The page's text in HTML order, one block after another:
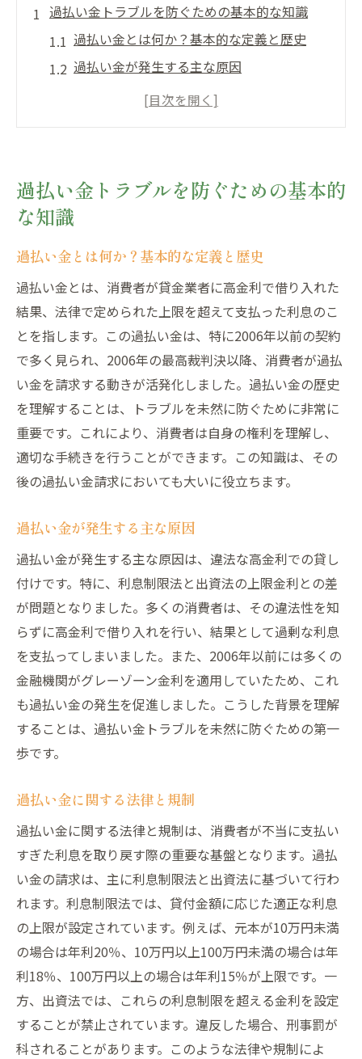
過払い金トラブルを防ぐための基本的な知識
過払い金とは何か？基本的な定義と歴史
過払い金が発生する主な原因
過払い金に関する法律と規制
過払い金を請求する際の重要なポイント
過払い金を請求するための必要な書類
過払い金請求の時効とその対策
過払い金請求に関わるリスクとその回避策
過払い金請求の具体例と体験談
専門家に相談する際の注意点
過払い金の発生を未然に防ぐ方法
適切な借入れ契約の選び方
金利の見直しと適切な返済計画
過払い金トラブルを未然に防ぐ金融機関の
過払い金が発生しにくい契約方法
金融教育の重要性とその効果
借入前に確認すべきポイント
過払い金トラブルが起きる前に知っておきたい
こと
過払い金トラブルの典型的なケース
金融機関との交渉のポイント
過払い金に関する最新の判例
過払い金トラブルを防ぐためのチェックリ
スト
過払い金トラブルのリスクとその回避策
過払い金請求のリスクとは？
金融機関との訴訟リスクをどう回避するか
過払い金請求における心理的ストレス
過払い金トラブルのリスク管理法
過払い金請求後の生活への影響
過払い金トラブルを避けるための心構え
過払い金トラブルを回避するための具体的な手
過払い金トラブルを防ぐための基本的
な知識
過払い金とは何か？基本的な定義と歴史
過払い金とは、消費者が貸金業者に高金利で借り入れた
結果、法律で定められた上限を超えて支払った利息のこ
とを指します。この過払い金は、特に2006年以前の契約
で多く見られ、2006年の最高裁判決以降、消費者が過払
い金を請求する動きが活発化しました。過払い金の歴史
を理解することは、トラブルを未然に防ぐために非常に
重要です。これにより、消費者は自身の権利を理解し、
適切な手続きを行うことができます。この知識は、その
後の過払い金請求においても大いに役立ちます。
過払い金が発生する主な原因
過払い金が発生する主な原因は、違法な高金利での貸し
付けです。特に、利息制限法と出資法の上限金利との差
が問題となりました。多くの消費者は、その違法性を知
らずに高金利で借り入れを行い、結果として過剰な利息
を支払ってしまいました。また、2006年以前には多くの
金融機関がグレーゾーン金利を適用していたため、これ
も過払い金の発生を促進しました。こうした背景を理解
することは、過払い金トラブルを未然に防ぐための第一
歩です。
過払い金に関する法律と規制
過払い金に関する法律と規制は、消費者が不当に支払い
すぎた利息を取り戻す際の重要な基盤となります。過払
い金の請求は、主に利息制限法と出資法に基づいて行わ
れます。利息制限法では、貸付金額に応じた適正な利息
の上限が設定されています。例えば、元本が10万円未満
の場合は年利20％、10万円以上100万円未満の場合は年
利18％、100万円以上の場合は年利15％が上限です。一
方、出資法では、これらの利息制限を超える金利を設定
することが禁止されています。違反した場合、刑事罰が
科されることがあります。このような法律や規制によ